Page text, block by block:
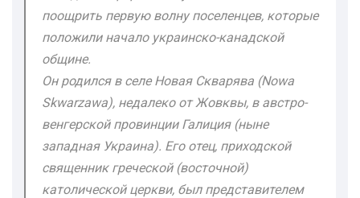
поощрить первую волну поселенцев, которые
положили начало украинско-канадской
общине.
Он родился в селе Новая Скварява (Nowa
Skwarzawa), недалеко от Жовквы, в австро-
венгерской провинции Галиция (ныне
западная Украина). Его отец, приходской
священник греческой (восточной)
католической церкви, был представителем